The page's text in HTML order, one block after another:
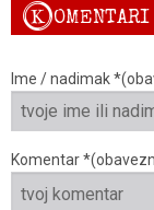
KOMENTARI
Ime / nadimak
Komentar